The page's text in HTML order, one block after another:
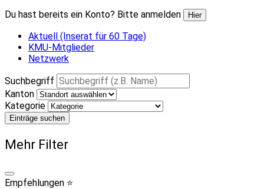
Du hast bereits ein Konto? Bitte anmelden
Hier
Aktuell (Inserat für 60 Tage)
KMU-Mitglieder
Netzwerk
Suchbegriff
Kanton
Kategorie
Einträge suchen
Mehr Filter
Empfehlungen ⭐